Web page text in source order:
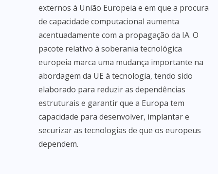
externos à União Europeia e em que a procura
de capacidade computacional aumenta
acentuadamente com a propagação da IA. O
pacote relativo à soberania tecnológica
europeia marca uma mudança importante na
abordagem da UE à tecnologia, tendo sido
elaborado para reduzir as dependências
estruturais e garantir que a Europa tem
capacidade para desenvolver, implantar e
securizar as tecnologias de que os europeus
dependem.